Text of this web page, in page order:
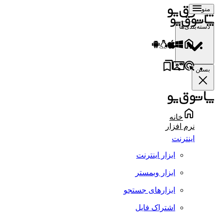
منو
دسته‌بندی‌ها
بستن
خانه
نرم افزار
اینترنت
ابزار اینترنت
ابزار وبمستر
ابزارهای جستجو
اشتراک فایل